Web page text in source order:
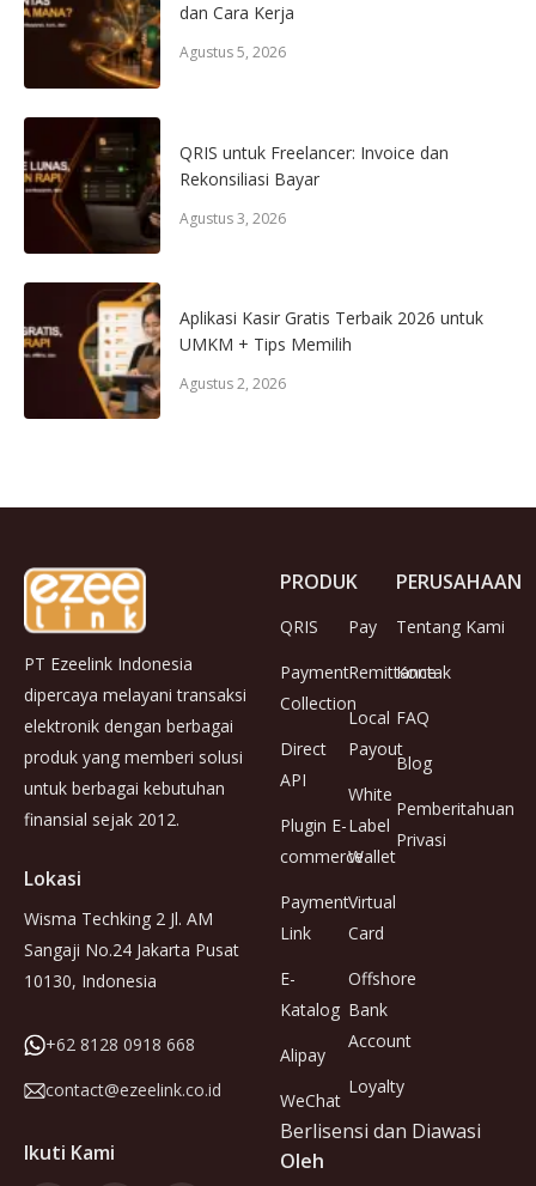
dan Cara Kerja
Agustus 5, 2026
QRIS untuk Freelancer: Invoice dan
Rekonsiliasi Bayar
Agustus 3, 2026
Aplikasi Kasir Gratis Terbaik 2026 untuk
UMKM + Tips Memilih
Agustus 2, 2026
PT Ezeelink Indonesia
dipercaya melayani transaksi
elektronik dengan berbagai
produk yang memberi solusi
untuk berbagai kebutuhan
finansial sejak 2012.
Lokasi
Wisma Techking 2 Jl. AM
Sangaji No.24 Jakarta Pusat
10130, Indonesia
+62 8128 0918 668
contact@ezeelink.co.id
Ikuti Kami
PRODUK
QRIS
Payment
Collection
Direct
API
Plugin E-
commerce
Payment
Link
E-
Katalog
Alipay
WeChat
Pay
Remittance
Local
Payout
White
Label
Wallet
Virtual
Card
Offshore
Bank
Account
Loyalty
PERUSAHAAN
Tentang Kami
Kontak
FAQ
Blog
Pemberitahuan
Privasi
Berlisensi dan Diawasi
Oleh